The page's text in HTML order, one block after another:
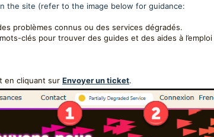
the site (refer to the image below for guidance:
problèmes connus ou des services dégradés.
clés pour trouver des guides et des aides à
en cliquant sur Envoyer un ticket.